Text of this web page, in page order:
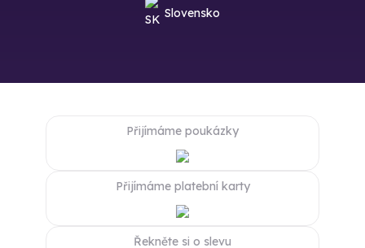
Slovensko
Přijímáme poukázky
Přijímáme platební karty
Řekněte si o slevu